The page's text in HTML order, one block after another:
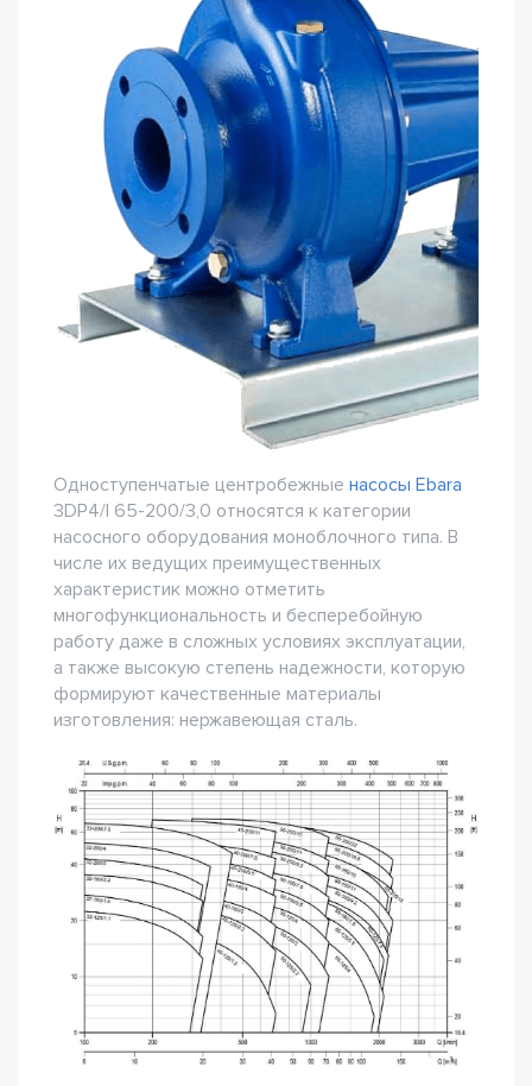
Одноступенчатые центробежные насосы Ebara
3DP4/I 65-200/3,0 относятся к категории
насосного оборудования моноблочного типа. В
числе их ведущих преимущественных
характеристик можно отметить
многофункциональность и бесперебойную
работу даже в сложных условиях эксплуатации,
а также высокую степень надежности, которую
формируют качественные материалы
изготовления: нержавеющая сталь.